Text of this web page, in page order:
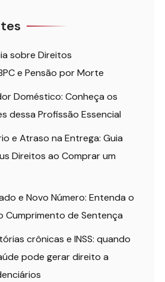
sobre Direitos
e Pensão por Morte
Doméstico: Conheça os
dessa Profissão Essencial
e Atraso na Entrega: Guia
Direitos ao Comprar um
e Novo Número: Entenda o
Cumprimento de Sentença
crônicas e INSS: quando
pode gerar direito a